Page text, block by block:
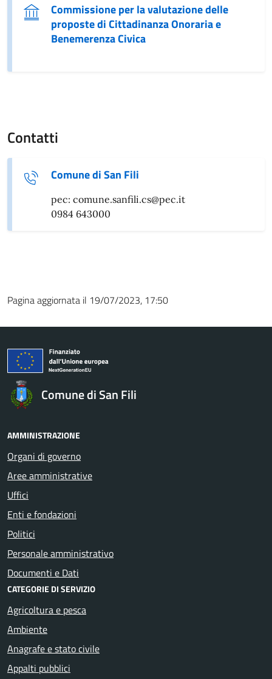
Commissione per la valutazione delle
proposte di Cittadinanza Onoraria e
Benemerenza Civica
Contatti
Comune di San Fili
pec: comune.sanfili.cs@pec.it
0984 643000
Pagina aggiornata il 19/07/2023, 17:50
Comune di San Fili
AMMINISTRAZIONE
Organi di governo
Aree amministrative
Uffici
Enti e fondazioni
Politici
Personale amministrativo
Documenti e Dati
CATEGORIE DI SERVIZIO
Agricoltura e pesca
Ambiente
Anagrafe e stato civile
Appalti pubblici